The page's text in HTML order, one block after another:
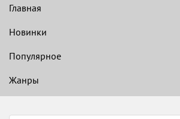
Главная
Новинки
Популярное
Жанры